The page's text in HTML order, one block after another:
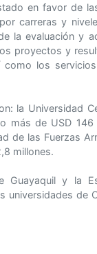
en favor de
carreras y
la evaluación y
proyectos y
los
la Universidad
más de USD
de las Fuerzas
millones.
y la
de